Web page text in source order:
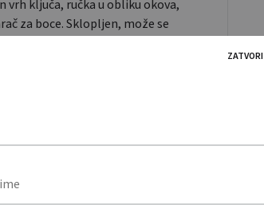
vrh ključa, ručka u obliku okova,
za boce. Sklopljen, može se
torbicu od poliestera.
ZATVORI